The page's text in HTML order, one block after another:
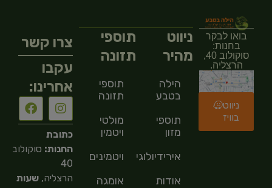
בואו לבקר
בחנות:
סוקולוב 40,
הרצליה.
ניווט
בוויז
ניווט
מהיר
הילה
בטבע
תוספי
מזון
אירידיולוגיה
אודות
תוספי
תזונה
תוספי
תזונה
מולטי
ויטמין
ויטמינים
אומגה
צרו קשר
עקבו
אחרינו:
כתובת
החנות: סוקולוב
40
הרצליה,שעות